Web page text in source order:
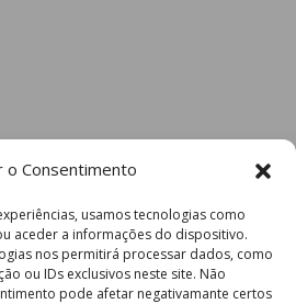
o Consentimento
usamos tecnologias como
aceder a informações do dispositivo.
nos permitirá processar dados, como
ou IDs exclusivos neste site. Não
pode afetar negativamante certos